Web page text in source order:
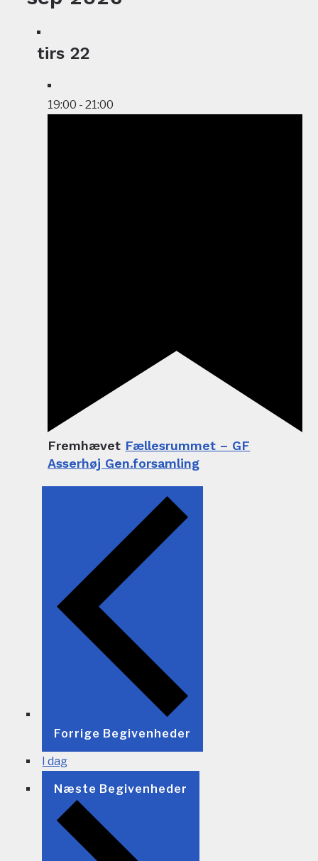
tirs 22
19:00 -21:00
Fremhævet Fællesrummet – GF
Asserhøj Gen.forsamling
Forrige Begivenheder
I dag
Næste Begivenheder